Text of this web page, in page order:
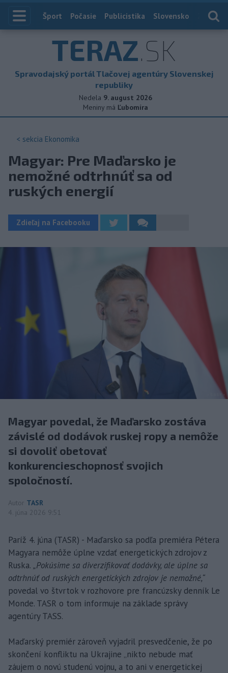
Index
Šport Počasie Publicistika Slovensko
TERAZ.SK
Spravodajský portál Tlačovej agentúry Slovenskej
republiky
Nedela 9. august 2026
Meniny má Ľubomíra
< sekcia Ekonomika
Magyar: Pre Maďarsko je
nemožné odtrhnúť sa od
ruských energií
Zdieľaj na Facebooku
Magyar povedal, že Maďarsko zostáva
závislé od dodávok ruskej ropy a nemôže
si dovoliť obetovať
konkurencieschopnosť svojich
spoločností.
Autor TASR
4. júna 2026 9:51
Paríž 4. júna (TASR) - Maďarsko sa podľa premiéra Pétera
Magyara nemôže úplne vzdať energetických zdrojov z
Ruska. „Pokúsime sa diverzifikovať dodávky, ale úplne sa
odtrhnúť od ruských energetických zdrojov je nemožné,“
povedal vo štvrtok v rozhovore pre francúzsky denník Le
Monde. TASR o tom informuje na základe správy
agentúry TASS.
Maďarský premiér zároveň vyjadril presvedčenie, že po
skončení konfliktu na Ukrajine „nikto nebude mať
záujem o novú studenú vojnu, a to ani v energetickej